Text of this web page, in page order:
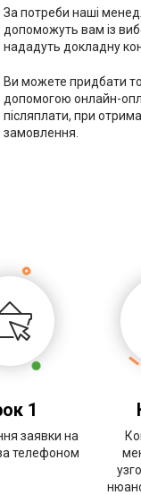
За потреби наші
допоможуть вам із
нададуть докладну
Ви можете придбати
допомогою онлайн-
післяплати, при
замовлення.
1
заявки на
телефоном